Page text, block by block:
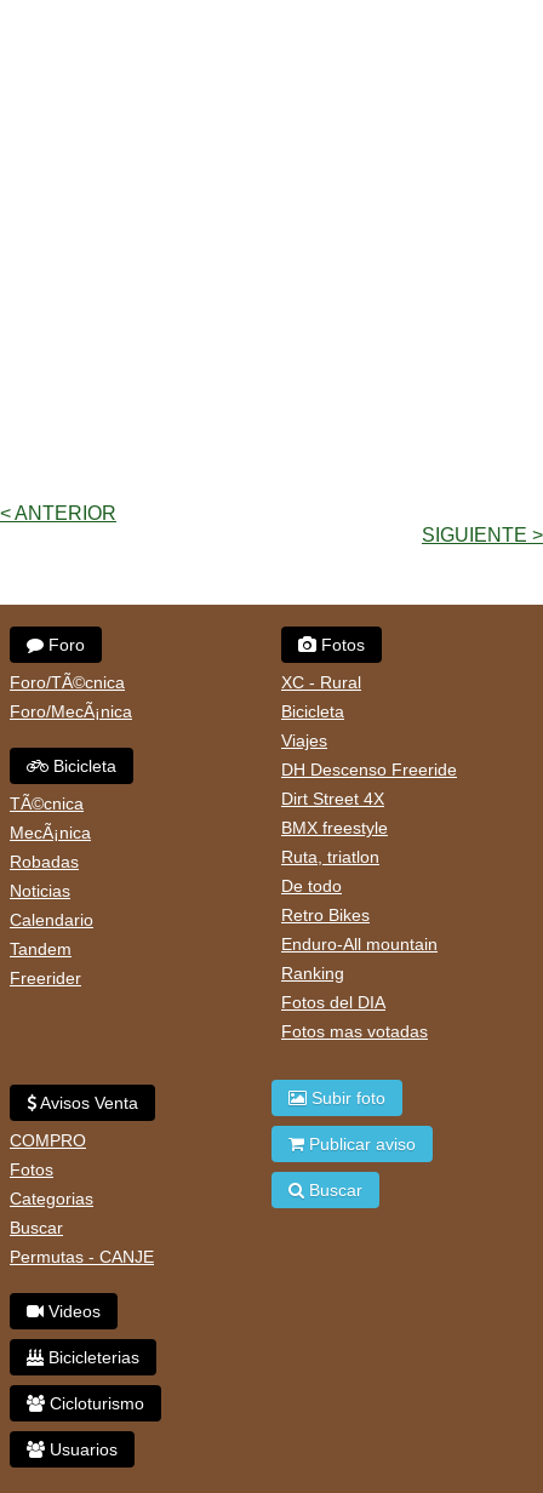
< ANTERIOR
SIGUIENTE >
Foro
Foro/TÃ©cnica
Foro/MecÃ¡nica
Bicicleta
TÃ©cnica
MecÃ¡nica
Robadas
Noticias
Calendario
Tandem
Freerider
Fotos
XC - Rural
Bicicleta
Viajes
DH Descenso Freeride
Dirt Street 4X
BMX freestyle
Ruta, triatlon
De todo
Retro Bikes
Enduro-All mountain
Ranking
Fotos del DIA
Fotos mas votadas
Avisos Venta
COMPRO
Fotos
Categorias
Buscar
Permutas - CANJE
Videos
Bicicleterias
Cicloturismo
Usuarios
Subir foto
Publicar aviso
Buscar